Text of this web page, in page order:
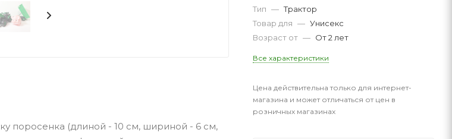
поросенка (длиной - 10 см, шириной - 6 см,
Тип — Трактор
Товар для — Унисекс
Возраст от — От 2 лет
Все характеристики
Цена действительна только для интернет-
магазина и может отличаться от цен в
розничных магазинах